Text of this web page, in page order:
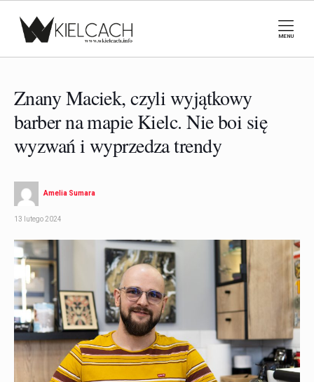
MENU
Znany Maciek, czyli wyjątkowy
barber na mapie Kielc. Nie boi się
wyzwań i wyprzedza trendy
Amelia Sumara
13 lutego 2024